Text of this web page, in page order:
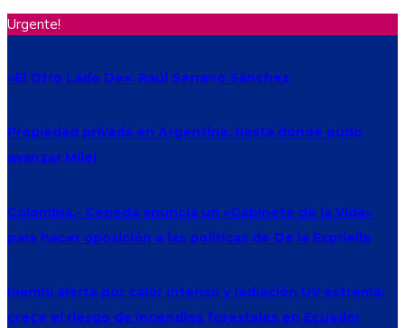
Urgente!
«El Otro Lado De»: Raúl Serrano Sánchez
Propiedad privada en Argentina: hasta dónde pudo
avanzar Milei
Colombia.- Cepeda anuncia un «Gabinete de la Vida»
para hacer oposición a las políticas de De la Espriella
Inamhi alerta por calor intenso y radiación UV extrema:
crece el riesgo de incendios forestales en Ecuador